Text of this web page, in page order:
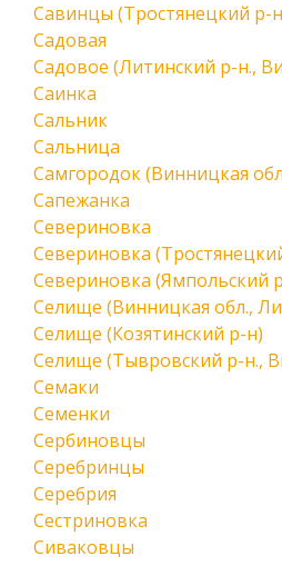
Савинцы (Тростянецкий р-
Садовая
Садовое (Литинский р-н.,
Саинка
Сальник
Сальница
Самгородок (Винницкая
Сапежанка
Севериновка
Севериновка
Севериновка (Ямпольский
Селище (Винницкая обл.,
Селище (Козятинский р-н)
Селище (Тывровский р-н.,
Семаки
Семенки
Сербиновцы
Серебринцы
Серебрия
Сестриновка
Сиваковцы